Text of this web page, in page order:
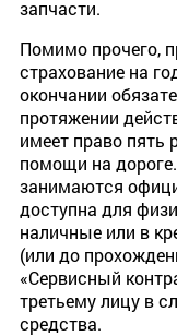
запчасти.
Помимо прочего,
страхование на
окончании
протяжении
имеет право пять
помощи на
занимаются
доступна для
наличные или в
(или до
«Сервисный
третьему лицу в
средства.